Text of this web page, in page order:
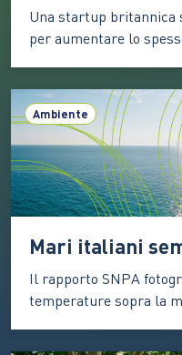
Una startup britannica
per aumentare lo
ma la strada verso
resta complessa Il
componenti più
superficie chiara
Ambiente
Il rapporto SNPA
temperature sopra la